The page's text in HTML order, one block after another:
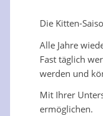
Die Kitten-
Alle Jahre
Fast täglich
werden und
Mit Ihrer
ermöglichen.